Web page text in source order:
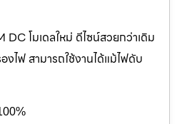
โมเดลใหม่ ดีไซน์สวยกว่าเดิม
ไฟ สามารถใช้งานได้แม้ไฟดับ